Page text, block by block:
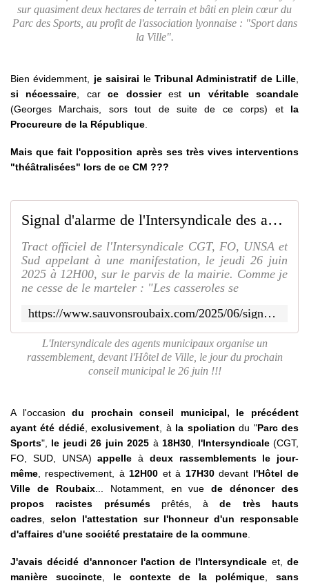
sur quasiment deux hectares de terrain et bâti en plein cœur du
Parc des Sports, au profit de l'association lyonnaise : "Sport dans
la Ville".
Bien évidemment, je saisirai le Tribunal Administratif de Lille
si nécessaire , carce dossier estun véritable scandale
(Georges Marchais, sors tout de suite de ce corps) et la
Procureure de la République
Mais que fait l'opposition après ses très vives interventions
"théâtralisées" lors de ce CM ???
Signal d'alarme de l'Intersyndicale des agents municipaux à Roubaix... Suite à des propos racistes présumés de leur hiérarchie !!! - SAUVONS ROUBAIX
Tract officiel de l'Intersyndicale CGT, FO, UNSA et
Sud appelant à une manifestation, le jeudi 26 juin
2025 à 12H00, sur le parvis de la mairie. Comme je
ne cesse de le marteler : "Les casseroles se
https://www.sauvonsroubaix.com/2025/06/signal-d-alarme-de-l-intersyndicale-des-agents-municipaux-a-roubaix.suite-a-des-propos-racistes-presumes-de-leur-hierarchie.html
L'Intersyndicale des agents municipaux organise un
rassemblement, devant l'Hôtel de Ville, le jour du prochain
conseil municipal le 26 juin !!!
A l'occasiondu prochain conseil municipal, le précédent
ayant été dédié,exclusivement , à la spoliation du "Parc des
Sports", le jeudi 26 juin 2025 à 18H30 l'Intersyndicale(CGT,
FO, SUD, UNSA) appelle à deux rassemblements le jour-
même , respectivement, à 12H00 et à 17H30devant l'Hôtel de
Ville de Roubaix... Notamment, en vuede dénoncer des
propos racistes présumésprêtés, àde très hauts
cadres
selon l'attestation sur l'honneur d'un responsable
d'affaires d'une société prestataire de la commune
J'avais décidé d'annoncer l'action de l'Intersyndicale et,de
manière succincte, le contexte de la polémique ,sans